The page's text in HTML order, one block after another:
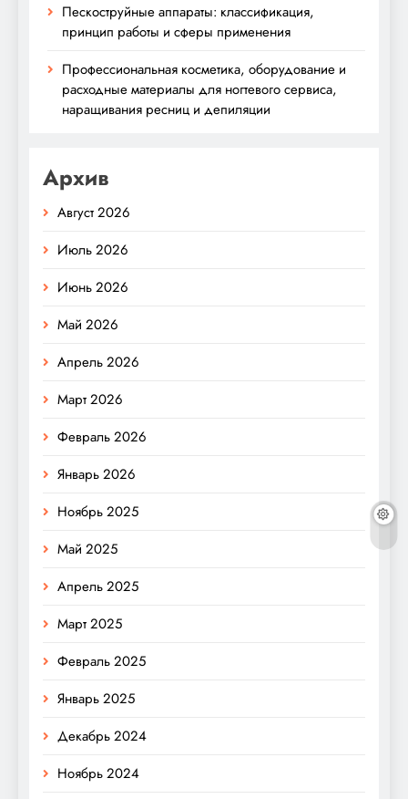
Пескоструйные аппараты: классификация,
принцип работы и сферы применения
Профессиональная косметика, оборудование и
расходные материалы для ногтевого сервиса,
наращивания ресниц и депиляции
Архив
Август 2026
Июль 2026
Июнь 2026
Май 2026
Апрель 2026
Март 2026
Февраль 2026
Январь 2026
Ноябрь 2025
Май 2025
Апрель 2025
Март 2025
Февраль 2025
Январь 2025
Декабрь 2024
Ноябрь 2024